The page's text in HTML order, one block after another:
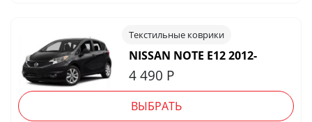
Текстильные коврики
NISSAN NOTE E12 2012-
4 490 Р
ВЫБРАТЬ